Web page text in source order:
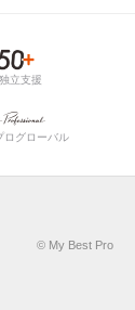
立支援
ログローバル
© My Best Pro